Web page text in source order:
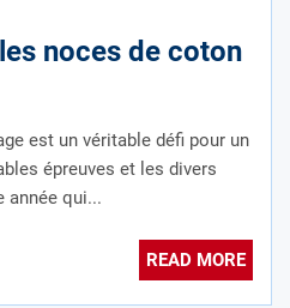
noces de coton
est un véritable défi pour un
épreuves et les divers
année qui...
READ MORE